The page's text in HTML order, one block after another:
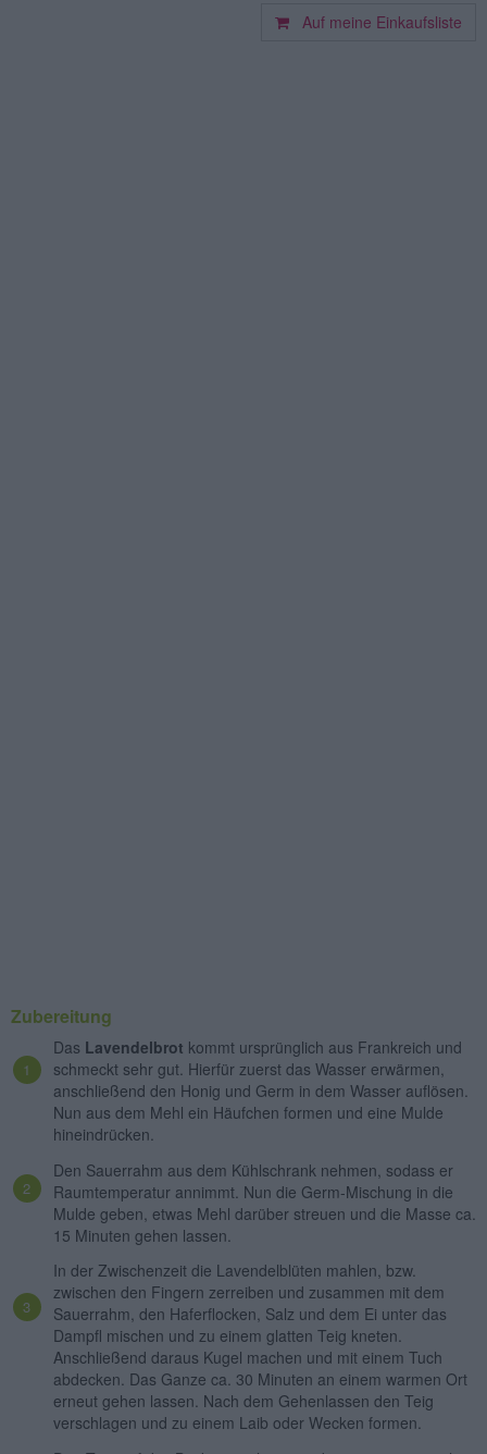
Auf meine Einkaufsliste
Zubereitung
Das Lavendelbrot kommt ursprünglich aus Frankreich und
schmeckt sehr gut. Hierfür zuerst das Wasser erwärmen,
anschließend den Honig und Germ in dem Wasser auflösen.
Nun aus dem Mehl ein Häufchen formen und eine Mulde
hineindrücken.
Den Sauerrahm aus dem Kühlschrank nehmen, sodass er
Raumtemperatur annimmt. Nun die Germ-Mischung in die
Mulde geben, etwas Mehl darüber streuen und die Masse ca.
15 Minuten gehen lassen.
In der Zwischenzeit die Lavendelblüten mahlen, bzw.
zwischen den Fingern zerreiben und zusammen mit dem
Sauerrahm, den Haferflocken, Salz und dem Ei unter das
Dampfl mischen und zu einem glatten Teig kneten.
Anschließend daraus Kugel machen und mit einem Tuch
abdecken. Das Ganze ca. 30 Minuten an einem warmen Ort
erneut gehen lassen. Nach dem Gehenlassen den Teig
verschlagen und zu einem Laib oder Wecken formen.